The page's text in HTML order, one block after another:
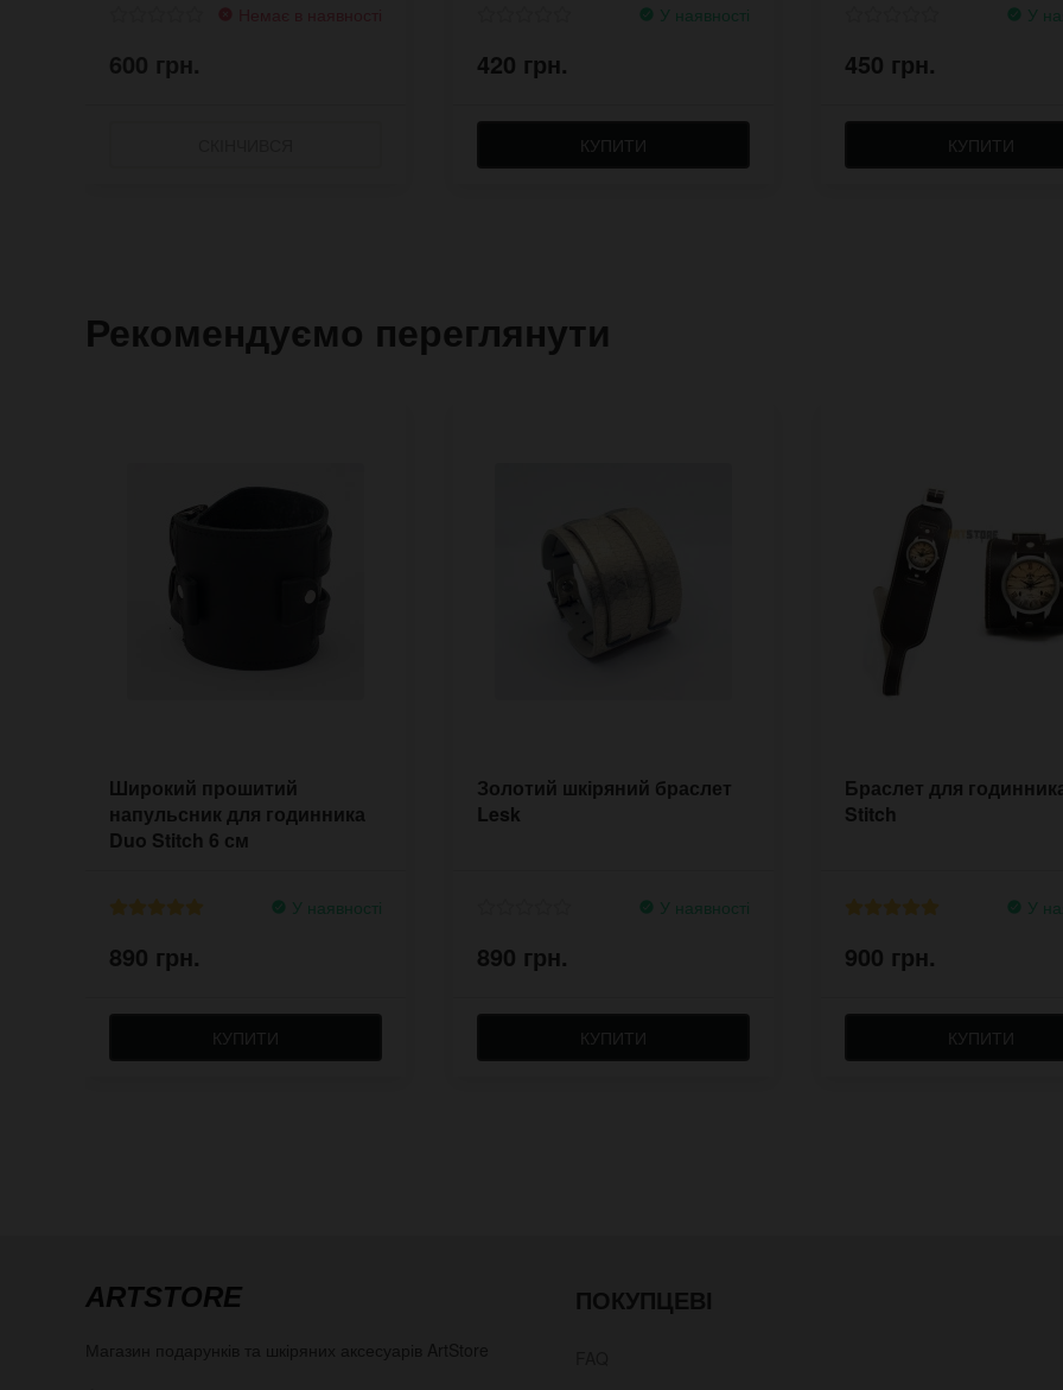
600 грн.
У наявності
420 грн.
КУПИТИ
У
450 грн.
КУПИТИ
Рекомендуємо переглянути
Широкий прошитий
напульсник для годинника
Duo Stitch 6 см
У наявності
890 грн.
КУПИТИ
Золотий шкіряний браслет
Lesk
У наявності
890 грн.
КУПИТИ
Браслет для
Stitch
У
900 грн.
КУПИТИ
ARTSTORE ПОКУПЦЕВІ